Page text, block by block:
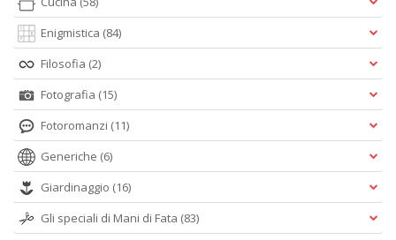
Enigmistica (84)
Filosofia (2)
Fotografia (15)
Fotoromanzi (11)
Generiche (6)
Giardinaggio (16)
Gli speciali di Mani di Fata (83)